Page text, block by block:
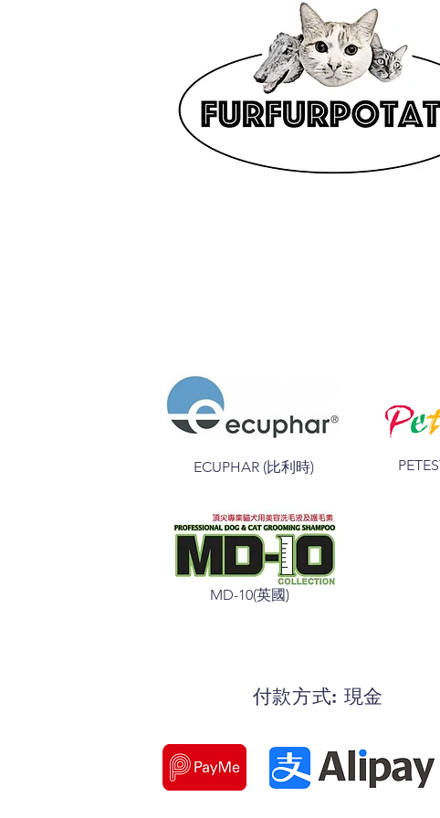
ECUPHAR (比利時)
MD-10(英國)
付款方式: 現金